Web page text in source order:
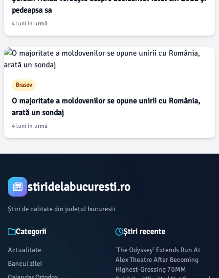
Romania
Controversa votului pentru Caitlin Clark ca „cel de-al 11-
3 săptămâni în urmă
Prahova
Românii susțin cooperarea cu SUA în abordarea
3 luni în urmă
Șerban Huidu vorbește despre accidentul fatal din 2011 și
pedeapsa sa